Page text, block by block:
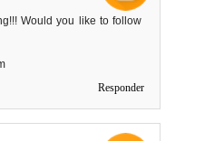
Would you like to follow
Responder